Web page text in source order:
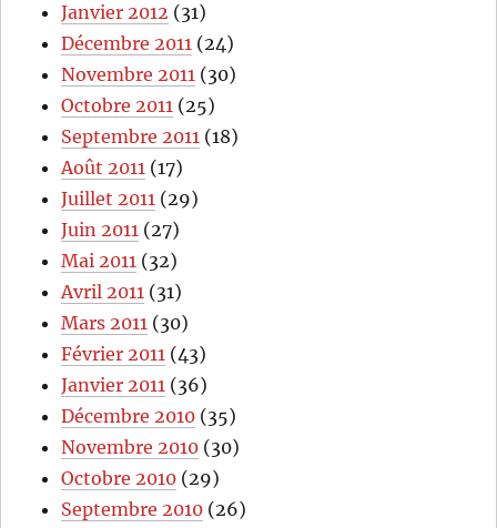
Janvier 2012 (31)
Décembre 2011 (24)
Novembre 2011 (30)
Octobre 2011 (25)
Septembre 2011 (18)
Août 2011 (17)
Juillet 2011 (29)
Juin 2011 (27)
Mai 2011 (32)
Avril 2011 (31)
Mars 2011 (30)
Février 2011 (43)
Janvier 2011 (36)
Décembre 2010 (35)
Novembre 2010 (30)
Octobre 2010 (29)
Septembre 2010 (26)